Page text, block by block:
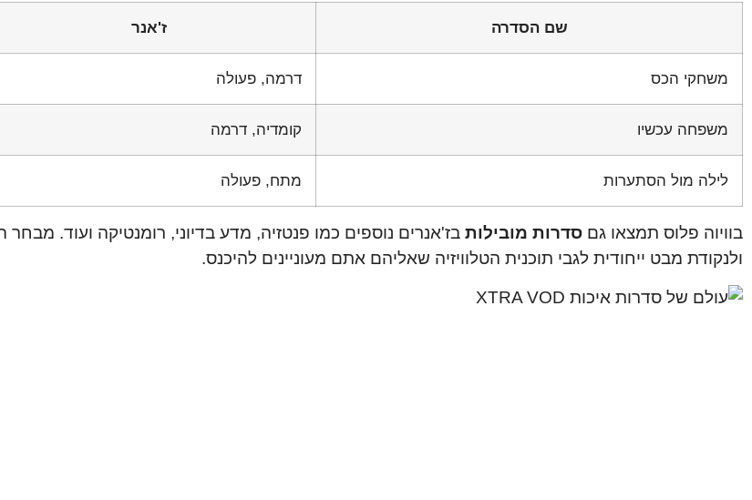
שם הסדרה ז'אנר
משחקי הכס דרמה, פעולה
משפחה עכשיו קומדיה, דרמה
לילה מול הסתערות מתח, פעולה
בוויוה פלוס תמצאו גם סדרות מובילות בז'אנרים נוספים כמו פנטזיה, מדע בדיוני, רומנטיקה ועוד.
ולנקודת מבט ייחודית לגבי תוכנית הטלוויזיה שאליהם אתם מעוניינים להיכנס.